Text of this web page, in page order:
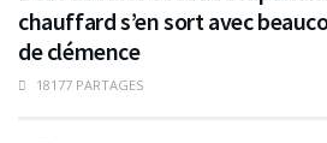
chauffard s’en sort avec
de clémence
18177 PARTAGES